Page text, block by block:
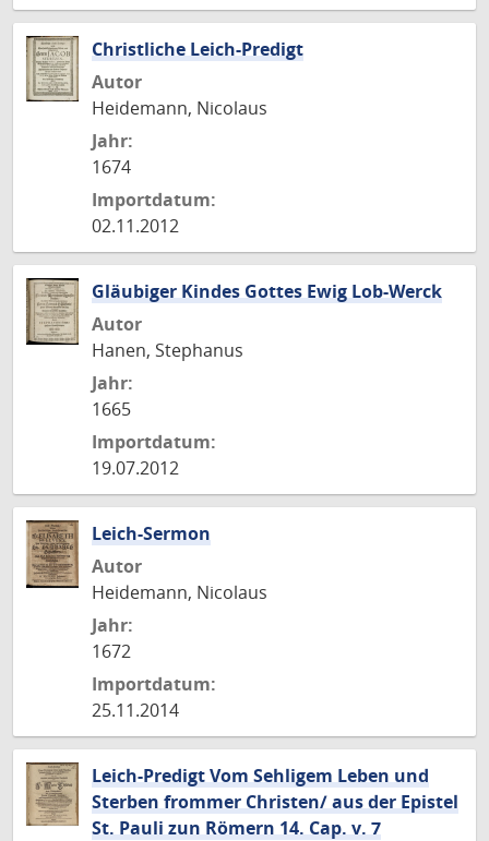
Christliche Leich-Predigt
Autor
Heidemann, Nicolaus
Jahr:
1674
Importdatum:
02.11.2012
Gläubiger Kindes Gottes Ewig Lob-Werck
Autor
Hanen, Stephanus
Jahr:
1665
Importdatum:
19.07.2012
Leich-Sermon
Autor
Heidemann, Nicolaus
Jahr:
1672
Importdatum:
25.11.2014
Leich-Predigt Vom Sehligem Leben und
Sterben frommer Christen/ aus der Epistel
St. Pauli zun Römern 14. Cap. v. 7